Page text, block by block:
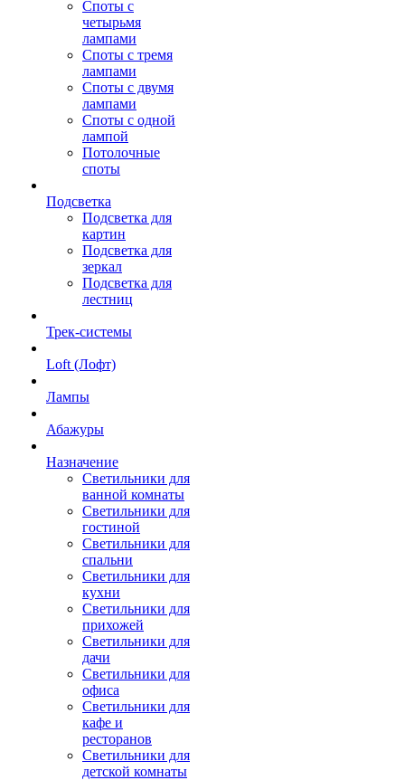
Споты с
четырьмя
лампами
Споты с тремя
лампами
Споты с двумя
лампами
Споты с одной
лампой
Потолочные
споты
Подсветка
Подсветка для
картин
Подсветка для
зеркал
Подсветка для
лестниц
Трек-системы
Loft (Лофт)
Лампы
Абажуры
Назначение
Светильники для
ванной комнаты
Светильники для
гостиной
Светильники для
спальни
Светильники для
кухни
Светильники для
прихожей
Светильники для
дачи
Светильники для
офиса
Светильники для
кафе и
ресторанов
Светильники для
детской комнаты